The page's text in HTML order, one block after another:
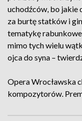
uchodźców, bo jakie
za burtę statków i
tematykę
mimo tych wielu
ojca do syna –
Opera Wrocławska
kompozytorów.